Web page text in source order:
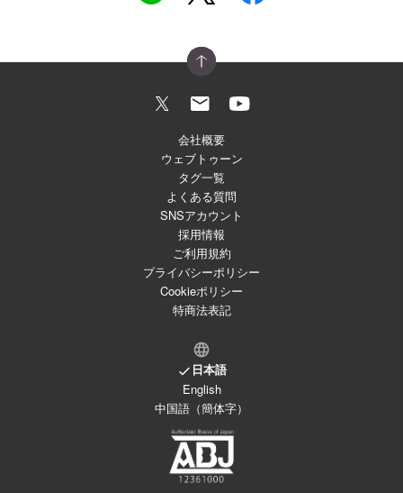
会社概要
ウェブトゥーン
タグ一覧
よくある質問
SNSアカウント
採用情報
ご利用規約
プライバシーポリシー
Cookieポリシー
特商法表記
日本語
English
中国語（簡体字）